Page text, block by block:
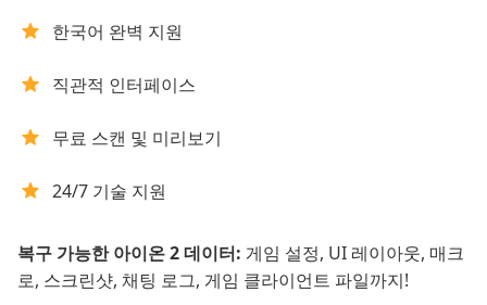
한국어 완벽 지원
직관적 인터페이스
무료 스캔 및 미리보기
24/7 기술 지원
복구 가능한 아이온 2 데이터: 게임 설정, UI 레이아웃, 매크
로, 스크린샷, 채팅 로그, 게임 클라이언트 파일까지!